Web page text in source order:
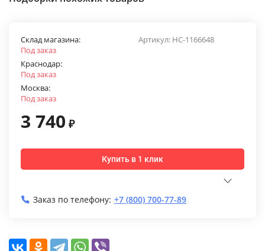
Артикул: НС-1166648
Склад магазина:
Под заказ
Краснодар:
Под заказ
Москва:
Под заказ
3 740 ₽
Купить в 1 клик
Заказ по телефону: +7 (800) 700-77-89